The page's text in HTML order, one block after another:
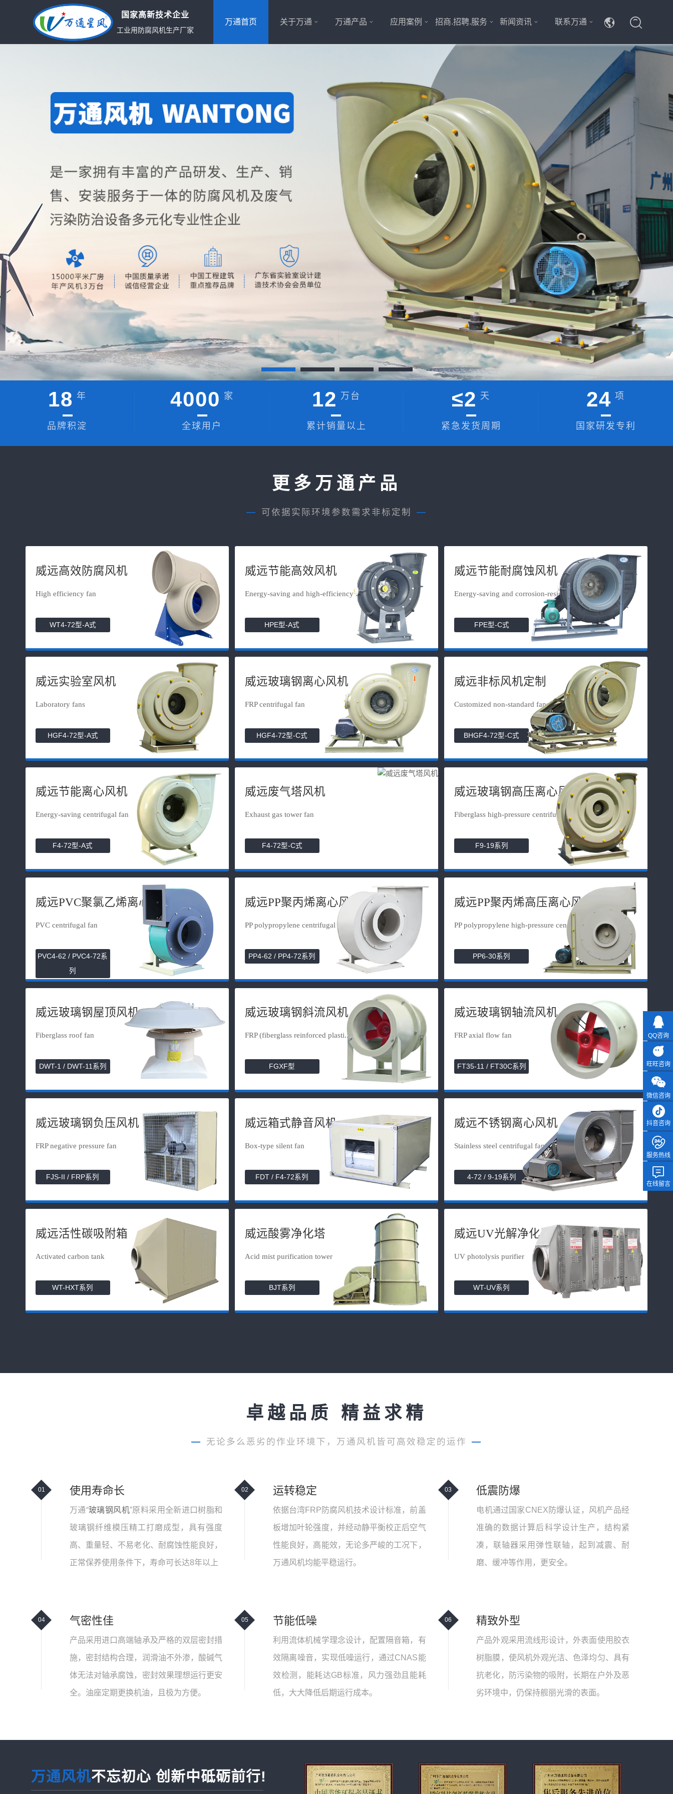
国家高新技术企业
工业用防腐风机生产厂家
万通首页 关于万通 万通产品 应用案例 招商.招聘.服务 新闻资讯 联系万通
18 年
品牌积淀
4000 家
全球用户
12 万台
累计销量以上
≤2 天
紧急发货周期
24 项
国家研发专利
更多万通产品
— 可依据实际环境参数需求非标定制 —
威远高效防腐风机
High efficiency fan
WT4-72型-A式
威远节能高效风机
Energy-saving and high-efficiency f...
HPE型-A式
威远节能耐腐蚀风机
Energy-saving and corrosion-resista...
FPE型-C式
威远实验室风机
Laboratory fans
HGF4-72型-A式
威远玻璃钢离心风机
FRP centrifugal fan
HGF4-72型-C式
威远非标风机定制
Customized non-standard fans
BHGF4-72型-C式
威远节能离心风机
Energy-saving centrifugal fan
F4-72型-A式
威远废气塔风机
Exhaust gas tower fan
F4-72型-C式
威远玻璃钢高压离心风机
Fiberglass high-pressure centrifuga...
F9-19系列
威远PVC聚氯乙烯离心风机
PVC centrifugal fan
PVC4-62 / PVC4-72系
列
威远PP聚丙烯离心风机
PP polypropylene centrifugal fan
PP4-62 / PP4-72系列
威远PP聚丙烯高压离心风机
PP polypropylene high-pressure cen...
PP6-30系列
威远玻璃钢屋顶风机
Fiberglass roof fan
DWT-1 / DWT-11系列
威远玻璃钢斜流风机
FRP (fiberglass reinforced plasti...
FGXF型
威远玻璃钢轴流风机
FRP axial flow fan
FT35-11 / FT30C系列
威远玻璃钢负压风机
FRP negative pressure fan
FJS-II / FRP系列
威远箱式静音风机
Box-type silent fan
FDT / F4-72系列
威远不锈钢离心风机
Stainless steel centrifugal fan
4-72 / 9-19系列
威远活性碳吸附箱
Activated carbon tank
WT-HXT系列
威远酸雾净化塔
Acid mist purification tower
BJT系列
威远UV光解净化器
UV photolysis purifier
WT-UV系列
卓越品质 精益求精
— 无论多么恶劣的作业环境下，万通风机皆可高效稳定的运作 —
01 使用寿命长
万通“玻璃钢风机”原料采用全新进口树脂和
玻璃钢纤维模压精工打磨成型，具有强度
高、重量轻、不易老化、耐腐蚀性能良好，
正常保养使用条件下，寿命可长达8年以上
02 运转稳定
依据台湾FRP防腐风机技术设计标准，前盖
板增加叶轮强度，并经动静平衡校正后空气
性能良好，高能效，无论多严峻的工况下，
万通风机均能平稳运行。
03 低震防爆
电机通过国家CNEX防爆认证，风机产品经
准确的数据计算后科学设计生产，结构紧
凑，联轴器采用弹性联轴，起到减震、耐
磨、缓冲等作用，更安全。
04 气密性佳
产品采用进口高端轴承及严格的双层密封措
施，密封结构合理，润滑油不外渗，酸碱气
体无法对轴承腐蚀，密封效果理想运行更安
全。油座定期更换机油，且极为方便。
05 节能低噪
利用流体机械学理念设计，配置隔音箱，有
效隔离噪音，实现低噪运行，通过CNAS能
效检测，能耗达GB标准，风力强劲且能耗
低，大大降低后期运行成本。
06 精致外型
产品外观采用流线形设计，外表面使用胶衣
树脂膜，使风机外观光洁、色泽均匀、具有
抗老化，防污染物的吸附，长期在户外及恶
劣环境中，仍保持舰丽光滑的表面。
万通风机不忘初心 创新中砥砺前行!
QQ咨询
旺旺咨询
微信咨询
抖音咨询
服务热线
在线留言